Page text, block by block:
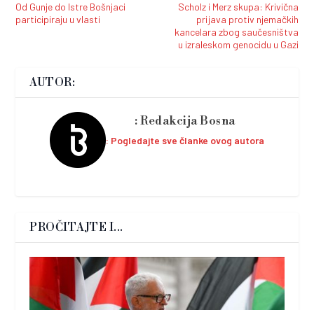
Od Gunje do Istre Bošnjaci
participiraju u vlasti
Scholz i Merz skupa: Krivična
prijava protiv njemačkih
kancelara zbog saučesništva
u izraleskom genocidu u Gazi
AUTOR:
Redakcija Bosna
Pogledajte sve članke ovog autora
PROČITAJTE I...